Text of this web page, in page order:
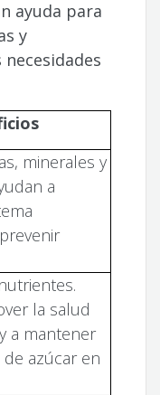
ayuda para
y
minerales y
a
la salud
a mantener
azúcar en